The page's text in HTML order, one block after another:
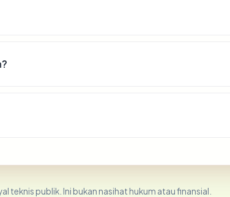
teknis publik. Ini bukan nasihat hukum atau finansial.